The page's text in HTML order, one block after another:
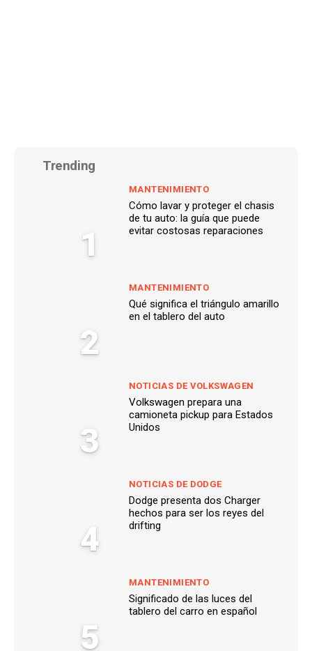
Trending
1
MANTENIMIENTO
Cómo lavar y proteger el chasis
de tu auto: la guía que puede
evitar costosas reparaciones
2
MANTENIMIENTO
Qué significa el triángulo amarillo
en el tablero del auto
3
NOTICIAS DE VOLKSWAGEN
Volkswagen prepara una
camioneta pickup para Estados
Unidos
4
NOTICIAS DE DODGE
Dodge presenta dos Charger
hechos para ser los reyes del
drifting
5
MANTENIMIENTO
Significado de las luces del
tablero del carro en español